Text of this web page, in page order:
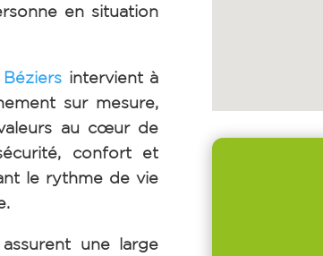
en situation
Béziers intervient à
sur mesure,
au cœur de
confort et
le rythme de vie
une large